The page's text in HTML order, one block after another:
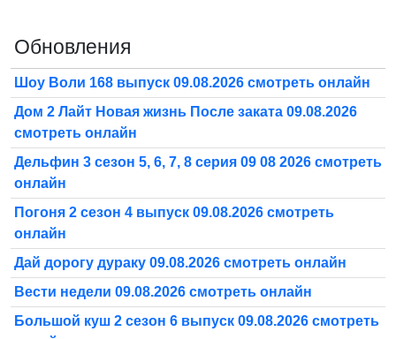
Обновления
Шоу Воли 168 выпуск 09.08.2026 смотреть онлайн
Дом 2 Лайт Новая жизнь После заката 09.08.2026
смотреть онлайн
Дельфин 3 сезон 5, 6, 7, 8 серия 09 08 2026 смотреть
онлайн
Погоня 2 сезон 4 выпуск 09.08.2026 смотреть
онлайн
Дай дорогу дураку 09.08.2026 смотреть онлайн
Вести недели 09.08.2026 смотреть онлайн
Большой куш 2 сезон 6 выпуск 09.08.2026 смотреть